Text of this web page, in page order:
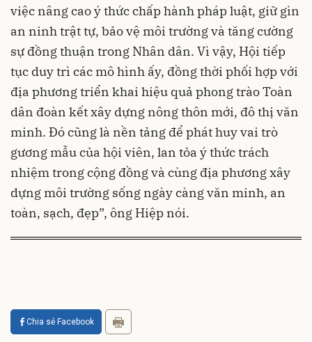
việc nâng cao ý thức chấp hành pháp luật, giữ gìn
an ninh trật tự, bảo vệ môi trường và tăng cường
sự đồng thuận trong Nhân dân. Vì vậy, Hội tiếp
tục duy trì các mô hình ấy, đồng thời phối hợp với
địa phương triển khai hiệu quả phong trào Toàn
dân đoàn kết xây dựng nông thôn mới, đô thị văn
minh. Đó cũng là nền tảng để phát huy vai trò
gương mẫu của hội viên, lan tỏa ý thức trách
nhiệm trong cộng đồng và cùng địa phương xây
dựng môi trường sống ngày càng văn minh, an
toàn, sạch, đẹp”, ông Hiệp nói.
Chia sẻ Facebook